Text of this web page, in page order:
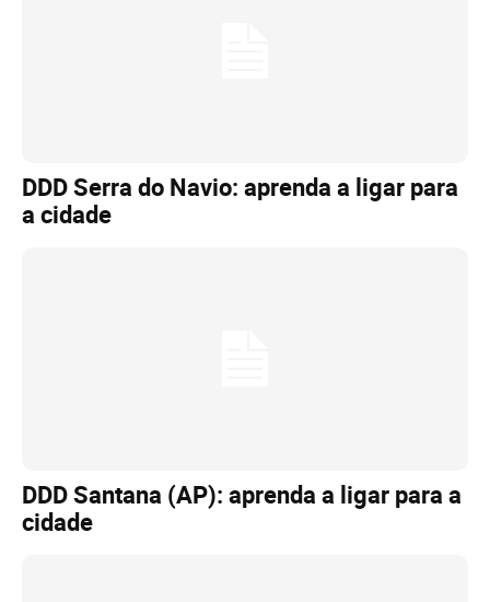
DDD Serra do Navio: aprenda a ligar para
a cidade
DDD Santana (AP): aprenda a ligar para a
cidade